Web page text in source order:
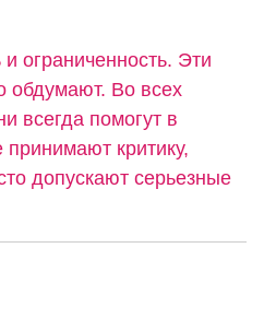
ограниченность. Эти
обдумают. Во всех
всегда помогут в
критику,
допускают серьезные